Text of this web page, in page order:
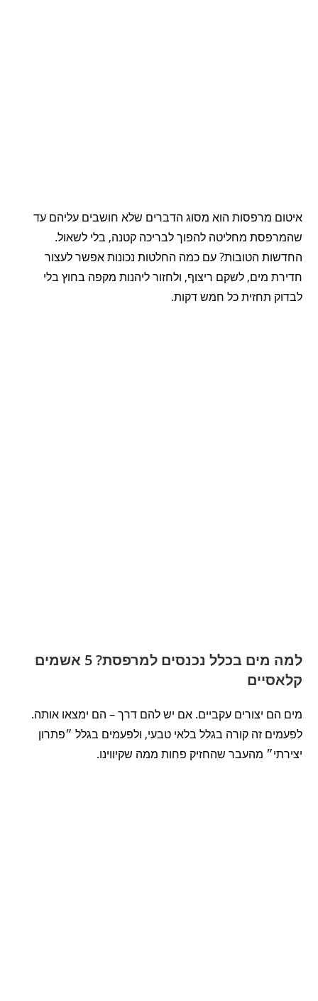
איטום מרפסות הוא מסוג הדברים שלא חושבים עליהם עד
שהמרפסת מחליטה להפוך לבריכה קטנה, בלי לשאול.
החדשות הטובות? עם כמה החלטות נכונות אפשר לעצור
חדירת מים, לשקם ריצוף, ולחזור ליהנות מקפה בחוץ בלי
לבדוק תחזית כל חמש דקות.
למה מים בכלל נכנסים למרפסת? 5 אשמים
קלאסיים
מים הם יצורים עקביים. אם יש להם דרך – הם ימצאו אותה.
לפעמים זה קורה בגלל בלאי טבעי, ולפעמים בגלל ״פתרון
יצירתי״ מהעבר שהחזיק פחות ממה שקיווינו.